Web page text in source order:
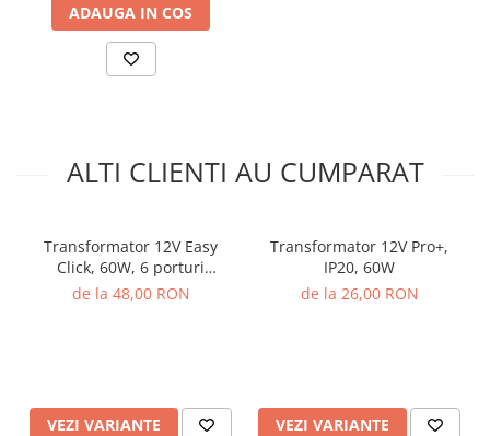
ADAUGA IN COS
ALTI CLIENTI AU CUMPARAT
Transformator 12V Easy
Click, 60W, 6 porturi
MiniAmp
de la 48,00 RON
VEZI VARIANTE
Transformator 12V Pro+,
IP20, 60W
de la 26,00 RON
VEZI VARIANTE